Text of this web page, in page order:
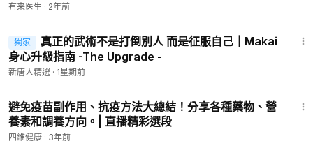
有来医生 · 2年前
獨家
真正的武術不是打倒別人 而是征服自己｜Makai
身心升級指南 -The Upgrade -
新唐人精選 · 1星期前
避免疫苗副作用、抗疫方法大總結！分享各種藥物、營
養素和調養方向。| 直播精彩選段
四維健康 · 3年前